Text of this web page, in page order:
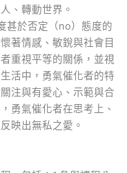
、轉動世界。
甚於否定（no）態度的
著情感、敏銳與社會目
重視平等的關係，並視
活中，勇氣催化者的特
注與有愛心、示範與合
勇氣催化者在思考上、
映出無私之愛。